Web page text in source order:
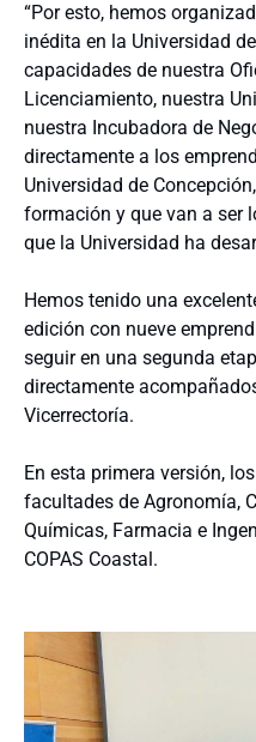
“Por esto, hemos
inédita en la Universidad
capacidades de nuestra
Licenciamiento, nuestra
nuestra Incubadora de
directamente a los
Universidad de
formación y que van a ser
que la Universidad ha
Hemos tenido una
edición con nueve
seguir en una segunda
directamente
Vicerrectoría.
En esta primera versión,
facultades de Agronomía,
Químicas, Farmacia e
COPAS Coastal.